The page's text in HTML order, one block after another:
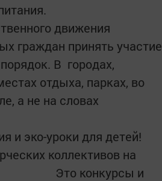
движения
граждан принять участие
В городах,
отдыха, парках, во
а не на словах
и эко-уроки для детей!
коллективов на
Это конкурсы и